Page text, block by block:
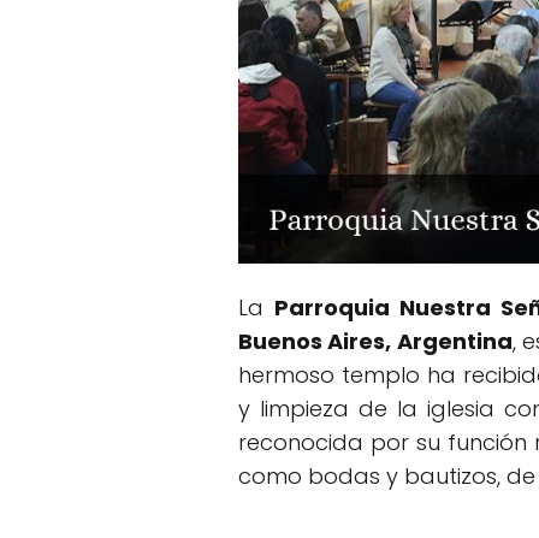
La Parroquia Nuestra
Buenos Aires, Argentina,
hermoso templo ha
y limpieza de la iglesia
reconocida por su función
como bodas y bautizos,